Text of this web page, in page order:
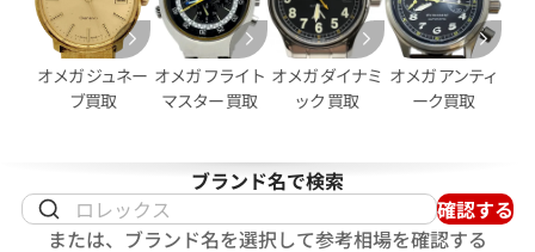
オメガ ジュネー
ブ買取
オメガ フライト
マスター 買取
オメガ ダイナミ
ック 買取
オメガ アンティ
ーク買取
ブランド名で検索
確認する
または、ブランド名を選択して参考相場を確認する